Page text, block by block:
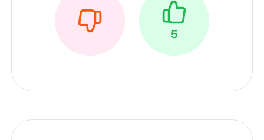
5